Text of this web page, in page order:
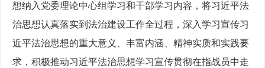
想纳入党委理论中心组学习和干部学习内容，将习近平法
治思想认真落实到法治建设工作全过程，深入学习宣传习
近平法治思想的重大意义、丰富内涵、精神实质和实践要
求，积极推动习近平法治思想学习宣传贯彻在指战员中走